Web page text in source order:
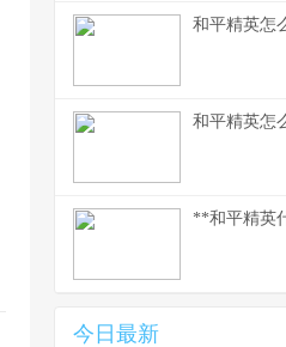
和平精英怎
和平精英怎
**和平精英
今日最新